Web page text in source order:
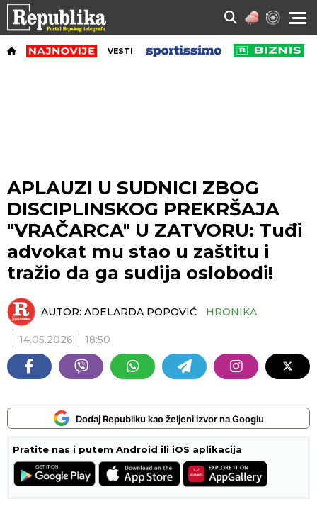
VESTI
APLAUZI U SUDNICI ZBOG
DISCIPLINSKOG PREKRŠAJA
"VRAČARCA" U ZATVORU: Tuđi
advokat mu stao u zaštitu i
tražio da ga sudija oslobodi!
AUTOR: ADELARDA POPOVIĆ HRONIKA
14.05.2026 18:50
Dodaj Republiku kao željeni izvor na Googlu
Pratite nas i putem Android ili iOS aplikacija